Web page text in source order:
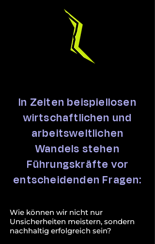
In Zeiten beispiellosen
wirtschaftlichen und
arbeitsweltlichen
Wandels stehen
Führungskräfte vor
entscheidenden Fragen:
Wie können wir nicht nur
Unsicherheiten meistern, sondern
nachhaltig erfolgreich sein?